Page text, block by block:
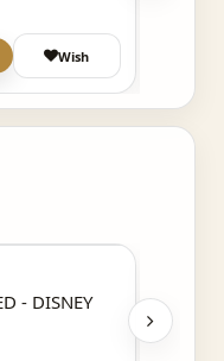
Wish
- DISNEY
LCD